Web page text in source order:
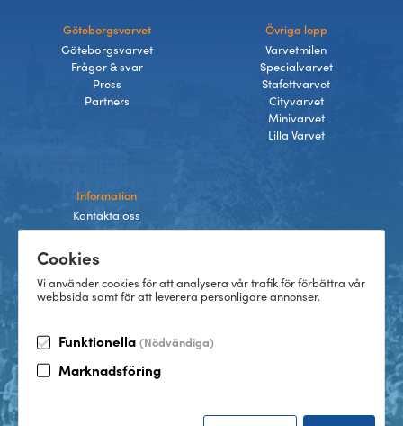
Cookies
Vi använder cookies för att analysera vår trafik för förbättra vår
webbsida samt för att leverera personligare annonser.
Funktionella (Nödvändiga)
Marknadsföring
Göteborgsvarvet
Göteborgsvarvet
Frågor & svar
Press
Partners
Övriga lopp
Varvetmilen
Specialvarvet
Stafettvarvet
Cityvarvet
Minivarvet
Lilla Varvet
Information
Kontakta oss
Villkor
Cookies